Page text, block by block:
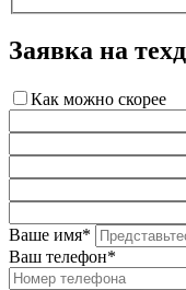
Заявка на
Как можно скорее
Ваше имя*
Ваш телефон*